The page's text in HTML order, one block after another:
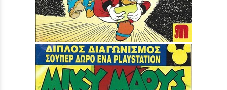
Μίκυ Μάους #1496***
Τιμή: 4,90 €